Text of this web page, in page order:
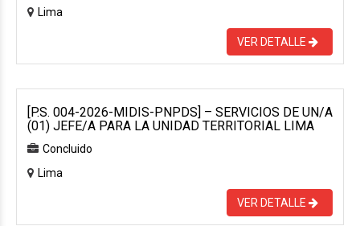
Lima
VER DETALLE
[P.S. 004-2026-MIDIS-PNPDS] – SERVICIOS DE UN/A
(01) JEFE/A PARA LA UNIDAD TERRITORIAL LIMA
Concluido
Lima
VER DETALLE